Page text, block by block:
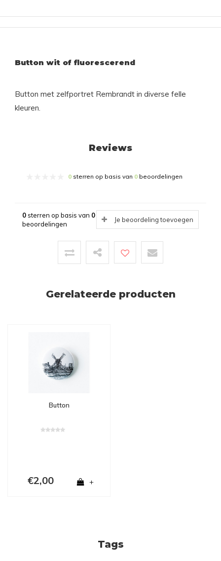
Button wit of fluorescerend
Button met zelfportret Rembrandt in diverse felle
kleuren.
Reviews
0 sterren op basis van 0 beoordelingen
0sterren op basis van 0
beoordelingen
Je beoordeling toevoegen
Gerelateerde producten
Button
€2,00 +
Tags